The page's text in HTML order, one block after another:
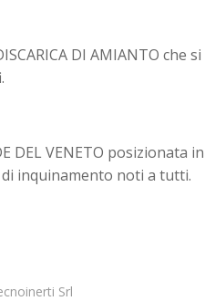
DI AMIANTO che
DEL VENETO posizionata
di inquinamento noti a tutti.
Srl